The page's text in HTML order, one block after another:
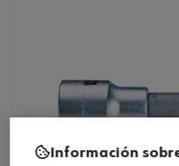
Información